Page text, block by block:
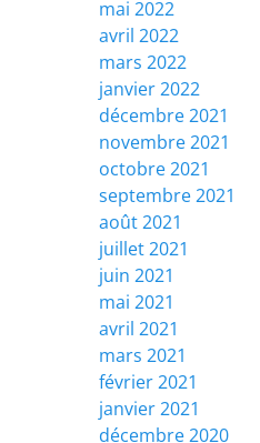
mai 2022
avril 2022
mars 2022
janvier 2022
décembre 2021
novembre 2021
octobre 2021
septembre 2021
août 2021
juillet 2021
juin 2021
mai 2021
avril 2021
mars 2021
février 2021
janvier 2021
décembre 2020